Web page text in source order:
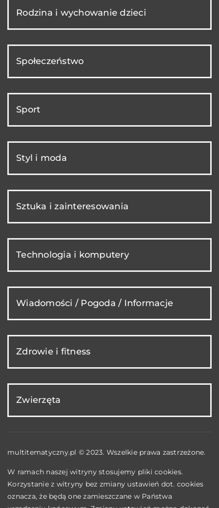
Rodzina i wychowanie dzieci
Społeczeństwo
Sport
Styl i moda
Sztuka i zainteresowania
Technologia i komputery
Wiadomości / Pogoda / Informacje
Zdrowie i fitness
Zwierzęta
multitematyczny.pl © 2023. Wszelkie prawa zastrzeżone.
W ramach naszej witryny stosujemy pliki cookies.
Korzystanie z witryny bez zmiany ustawień dot. cookies
oznacza, że będą one zamieszczane w Państwa